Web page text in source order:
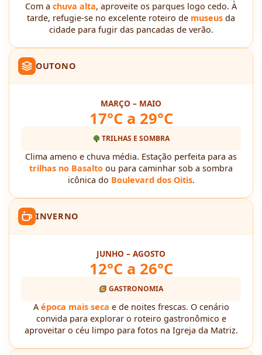
Com a chuva alta, aproveite os parques logo cedo. À
tarde, refugie-se no excelente roteiro de museus da
cidade para fugir das pancadas de verão.
OUTONO
MARÇO – MAIO
17°C a 29°C
TRILHAS E SOMBRA
Clima ameno e chuva média. Estação perfeita para as
trilhas no Basalto ou para caminhar sob a sombra
icônica do Boulevard dos Oitis.
INVERNO
JUNHO – AGOSTO
12°C a 26°C
GASTRONOMIA
A época mais seca e de noites frescas. O cenário
convida para explorar o roteiro gastronômico e
aproveitar o céu limpo para fotos na Igreja da Matriz.